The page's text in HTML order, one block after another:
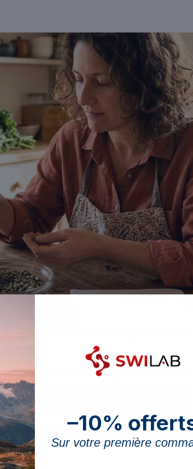
di magnesio, con circa 150 mg per una manciata
più concentrate dimagnesio
, un
nervosa e nel metabolismo
alimenti ricchi di magnesio
reale contenuto di magnesio e i
–10%
Sur votre première